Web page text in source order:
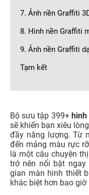
7. Ảnh nền Graffiti
8. Hình nền Graffiti
9. Ảnh nền Graffiti
Tạm kết
Bộ sưu tập 399+ hình
sẽ khiến bạn xiêu
đầy năng lượng. Từ
đến mảng màu rực
là một câu chuyện
trở nên nổi bật
gian màn hình thiết
khác biệt hơn bao giờ